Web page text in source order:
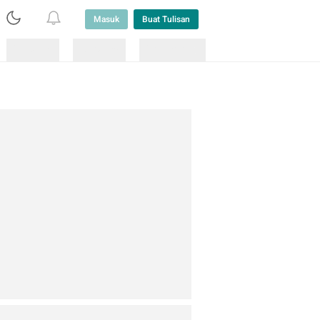
Masuk Buat Tulisan